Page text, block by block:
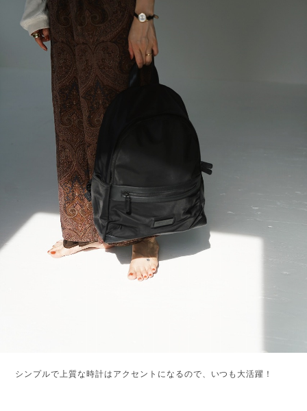
シンプルで上質な時計はアクセントになるので、いつも大活躍！